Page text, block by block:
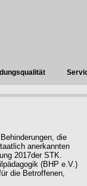
die
anerkannten
2017der STK.
(BHP e.V.)
die Betroffenen,